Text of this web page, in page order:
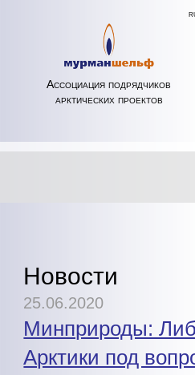
Ассоциация подрядчиков
арктических проектов
Новости
25.06.2020
Минприроды:
Арктики под